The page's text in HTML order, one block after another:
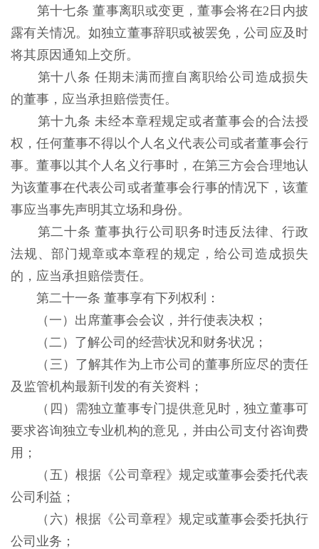
第十七条 董事离职或变更，董事会将在2日内披
露有关情况。如独立董事辞职或被罢免，公司应及时
将其原因通知上交所。
第十八条 任期未满而擅自离职给公司造成损失
的董事，应当承担赔偿责任。
第十九条 未经本章程规定或者董事会的合法授
权，任何董事不得以个人名义代表公司或者董事会行
事。董事以其个人名义行事时，在第三方会合理地认
为该董事在代表公司或者董事会行事的情况下，该董
事应当事先声明其立场和身份。
第二十条 董事执行公司职务时违反法律、行政
法规、部门规章或本章程的规定，给公司造成损失
的，应当承担赔偿责任。
第二十一条 董事享有下列权利：
（一）出席董事会会议，并行使表决权；
（二）了解公司的经营状况和财务状况；
（三）了解其作为上市公司的董事所应尽的责任
及监管机构最新刊发的有关资料；
（四）需独立董事专门提供意见时，独立董事可
要求咨询独立专业机构的意见，并由公司支付咨询费
用；
（五）根据《公司章程》规定或董事会委托代表
公司利益；
（六）根据《公司章程》规定或董事会委托执行
公司业务；